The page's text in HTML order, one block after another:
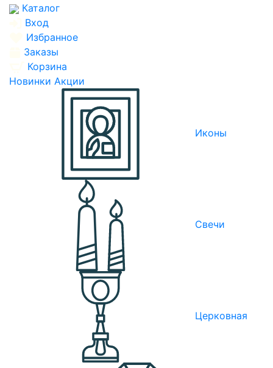
Каталог
Вход
Избранное
Заказы
Корзина
Новинки Акции
Иконы
Свечи
Церковная